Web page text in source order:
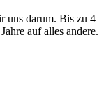
uns darum. Bis zu 4
auf alles andere.